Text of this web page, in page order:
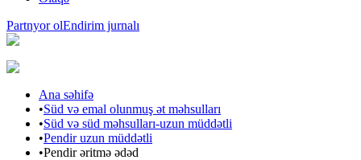
Partnyor olEndirim jurnalı
Ana səhifə
•Süd və emal olunmuş ət məhsulları
•Süd və süd məhsulları-uzun müddətli
•Pendir uzun müddətli
•Pendir əritmə ədəd